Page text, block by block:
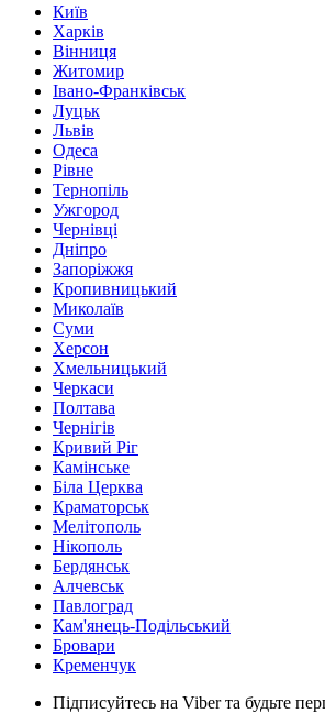
Київ
Харків
Вінниця
Житомир
Івано-Франківськ
Луцьк
Львів
Одеса
Рівне
Тернопіль
Ужгород
Чернівці
Дніпро
Запоріжжя
Кропивницький
Миколаїв
Суми
Херсон
Хмельницький
Черкаси
Полтава
Чернігів
Кривий Ріг
Камінське
Біла Церква
Краматорськ
Мелітополь
Нікополь
Бердянськ
Алчевськ
Павлоград
Кам'янець-Подільський
Бровари
Кременчук
Підписуйтесь на Viber та будьте